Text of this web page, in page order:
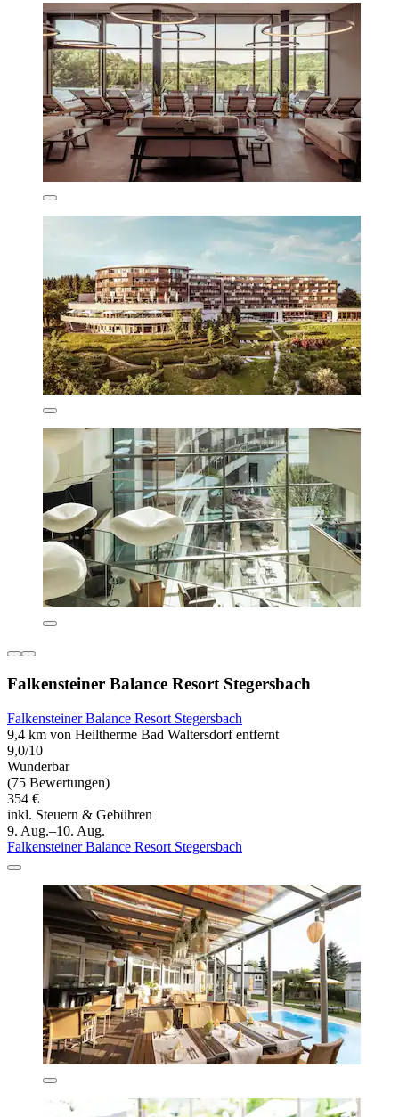
Falkensteiner Balance Resort Stegersbach
Falkensteiner Balance Resort Stegersbach
9,4 km von Heiltherme Bad Waltersdorf entfernt
9,0/10
Wunderbar
(75 Bewertungen)
354 €
inkl. Steuern & Gebühren
9. Aug.–10. Aug.
Falkensteiner Balance Resort Stegersbach